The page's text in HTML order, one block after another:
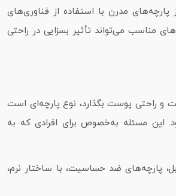
مدرن با استفاده از فناوری‌های
می‌تواند تأثیر بسزایی در راحتی
و راحتی پوست بگذارد، نوع پارچه‌ای است
مسئله به‌خصوص برای افرادی که به
پارچه‌های ضد حساسیت، با ساختار نرم،